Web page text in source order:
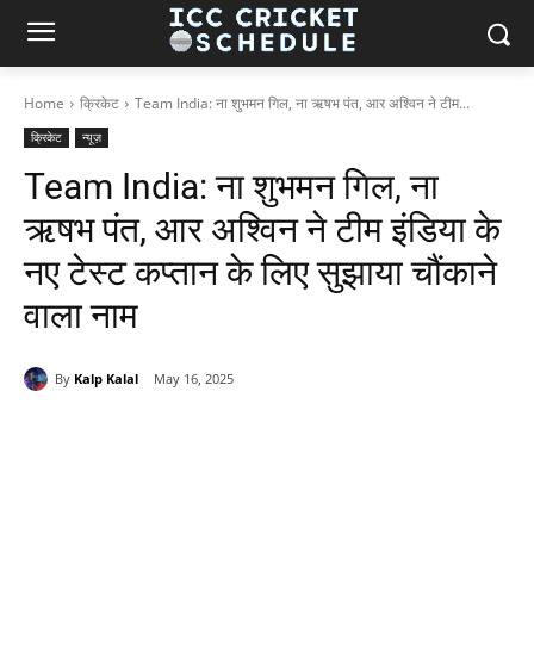
Home क्रिकेट Team India: ना शुभमन गिल, ना ऋषभ पंत, आर अश्विन ने टीम...
क्रिकेट न्यूज़
Team India: ना शुभमन गिल, ना
ऋषभ पंत, आर अश्विन ने टीम इंडिया के
नए टेस्ट कप्तान के लिए सुझाया चौंकाने
वाला नाम
By Kalp Kalal May 16, 2025